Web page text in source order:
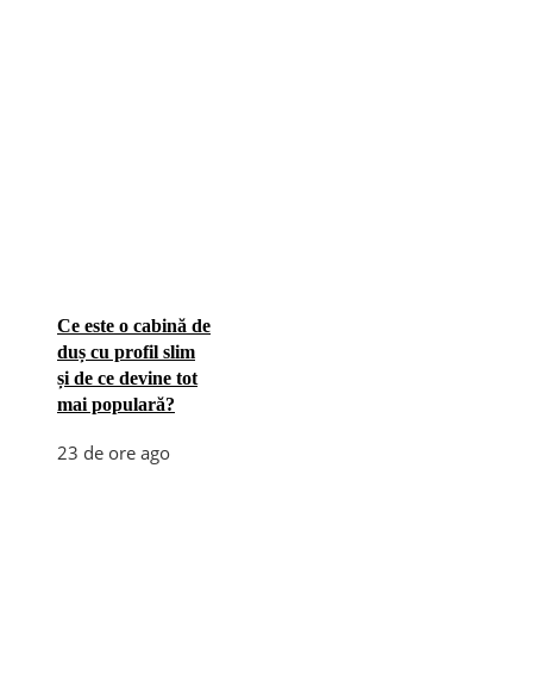
Ce este o cabină de
duș cu profil slim
și de ce devine tot
mai populară?
23 de ore ago